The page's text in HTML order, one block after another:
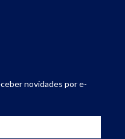
novidades por e-